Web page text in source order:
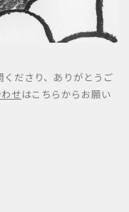
ださり、ありがとうご
せはこちらからお願い